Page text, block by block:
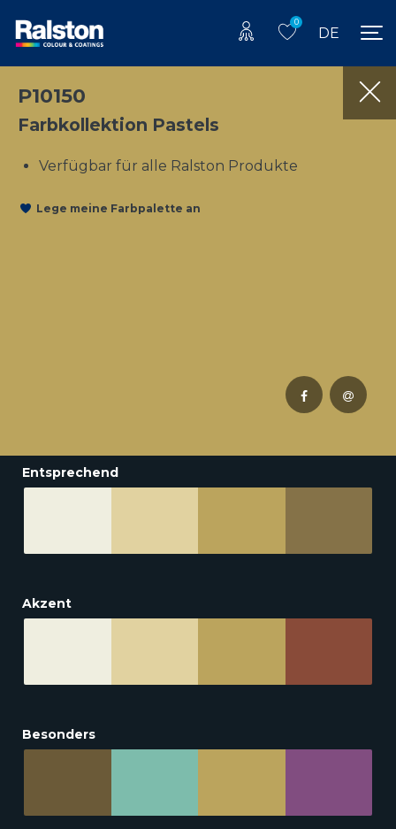
0
DE
P10150
Farbkollektion Pastels
Verfügbar für alle Ralston Produkte
Lege meine Farbpalette an
Entsprechend
Akzent
Besonders